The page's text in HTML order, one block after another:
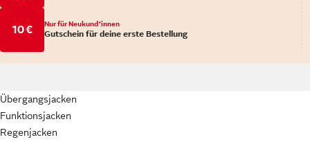
10 € Nur für Neukund*innen
Gutschein für deine erste Bestellung
Übergangsjacken
Funktionsjacken
Regenjacken